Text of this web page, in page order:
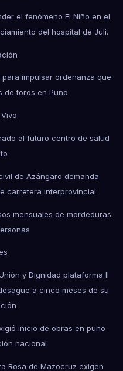
el fenómeno El Niño en el
del hospital de Juli.
impulsar ordenanza que
de toros en Puno
al futuro centro de salud
de Azángaro demanda
carretera interprovincial
mensuales de mordeduras
y Dignidad plataforma II
a cinco meses de su
inicio de obras en puno
nacional
Rosa de Mazocruz exigen